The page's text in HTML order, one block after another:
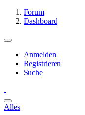
Forum
Dashboard
Anmelden
Registrieren
Suche
Alles